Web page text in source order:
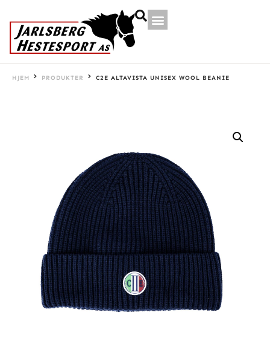
HJEM PRODUKTER C2E ALTAVISTA UNISEX WOOL BEANIE